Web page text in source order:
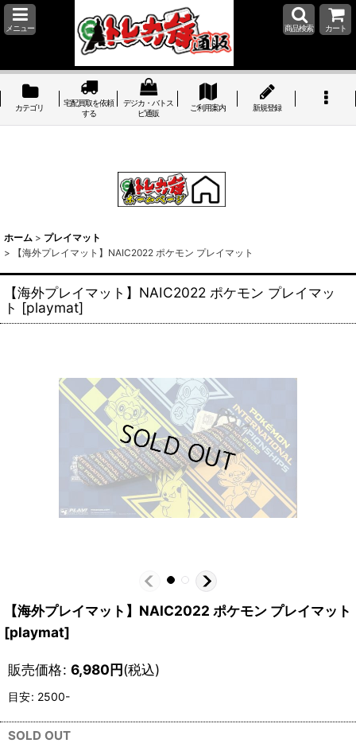
メニュー 商品検索 カート
カテゴリ
宅配買取を依頼
する
デジカ・バトス
ピ通販
ご利用案内 新規登録
ホーム > プレイマット
>
【海外プレイマット】NAIC2022 ポケモン プレイマット
【海外プレイマット】NAIC2022 ポケモン プレイマッ
ト [playmat]
【海外プレイマット】NAIC2022 ポケモン プレイマット
[playmat]
販売価格: 6,980円(税込)
目安: 2500-
SOLD OUT